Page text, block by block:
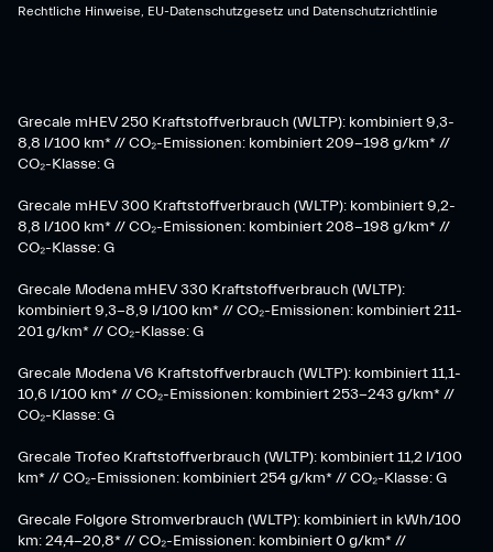
Rechtliche Hinweise, EU-Datenschutzgesetz und Datenschutzrichtlinie
Grecale mHEV 250 Kraftstoffverbrauch (WLTP): kombiniert 9,3-
8,8 l/100 km* // CO₂-Emissionen: kombiniert 209-198 g/km* ​//
CO₂-Klasse: G
Grecale mHEV 300 Kraftstoffverbrauch (WLTP): kombiniert 9,2-
8,8 l/100 km* // CO₂-Emissionen: kombiniert 208-198 g/km* //
CO₂-Klasse: G
Grecale Modena mHEV 330 Kraftstoffverbrauch (WLTP):
kombiniert 9,3-8,9 l/100 km* // CO₂-Emissionen: kombiniert 211-
201 g/km* // CO₂-Klasse: G
Grecale Modena V6 Kraftstoffverbrauch (WLTP): kombiniert 11,1-
10,6 l/100 km* // CO₂-Emissionen: kombiniert 253-243 g/km* //
CO₂-Klasse: G
Grecale Trofeo Kraftstoffverbrauch (WLTP): kombiniert 11,2 l/100
km* // CO₂-Emissionen: kombiniert 254 g/km* // CO₂-Klasse: G
Grecale Folgore Stromverbrauch (WLTP): kombiniert in kWh/100
km: 24,4-20,8* // CO₂-Emissionen: kombiniert 0 g/km* //